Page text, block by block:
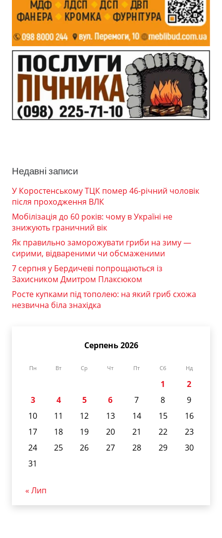
Недавні записи
У Коростенському ТЦК помер 46-річний чоловік
після проходження ВЛК
Мобілізація до 60 років: чому в Україні не
знижують граничний вік
Як правильно заморожувати гриби на зиму —
сирими, відвареними чи обсмаженими
7 серпня у Бердичеві попрощаються із
Захисником Дмитром Плаксюком
Росте купками під тополею: на який гриб схожа
незвична біла знахідка
Серпень 2026
Пн Вт Ср Чт Пт Сб Нд
1
2
3
4 5 6 7 8
9
10
11 12 13 14 15
16
17
18 19 20 21 22
23
24
25 26 27 28 29
30
31
« Лип